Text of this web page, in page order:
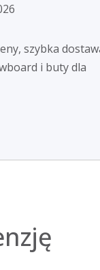
szybka
i buty dla